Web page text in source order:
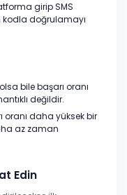
girip SMS
kodla doğrulamayı
bile başarı oranı
değildir.
daha yüksek bir
az zaman
Edin